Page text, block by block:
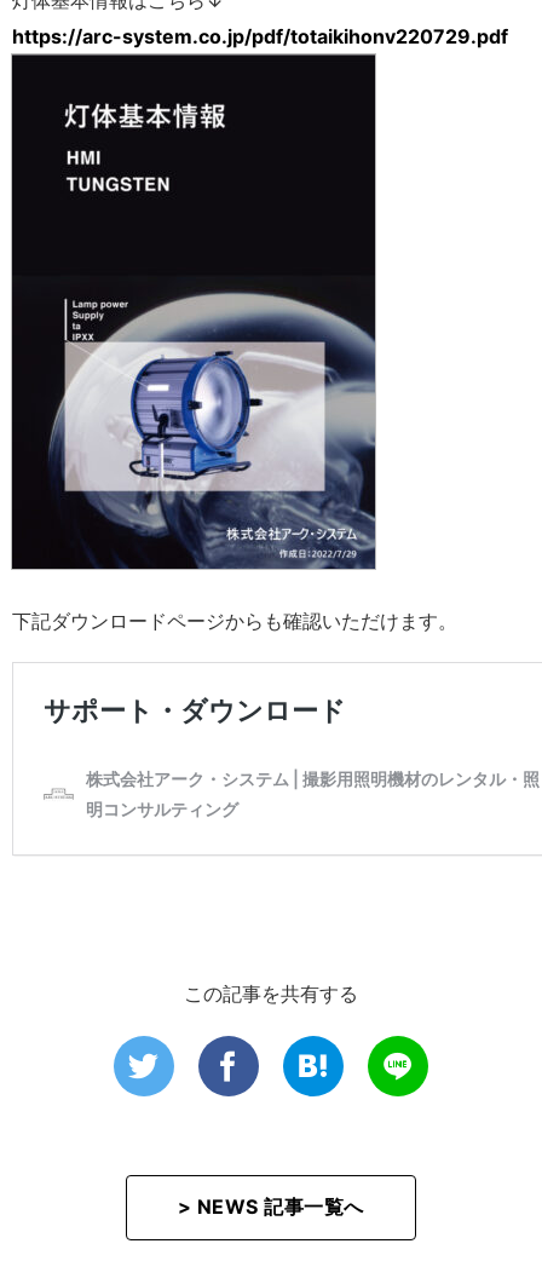
https://arc-system.co.jp/pdf/totaikihonv220729.pdf
下記ダウンロードページからも確認いただけます。
この記事を共有する
> NEWS 記事一覧へ